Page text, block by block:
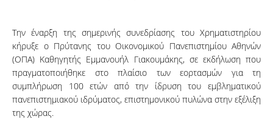
Την έναρξη της σημερινής συνεδρίασης του Χρηματιστηρίου
κήρυξε ο Πρύτανης του Οικονομικού Πανεπιστημίου Αθηνών
(ΟΠΑ) Καθηγητής Εμμανουήλ Γιακουμάκης, σε εκδήλωση που
πραγματοποιήθηκε στο πλαίσιο των εορτασμών για τη
συμπλήρωση 100 ετών από την ίδρυση του εμβληματικού
πανεπιστημιακού ιδρύματος, επιστημονικού πυλώνα στην εξέλιξη
της χώρας.